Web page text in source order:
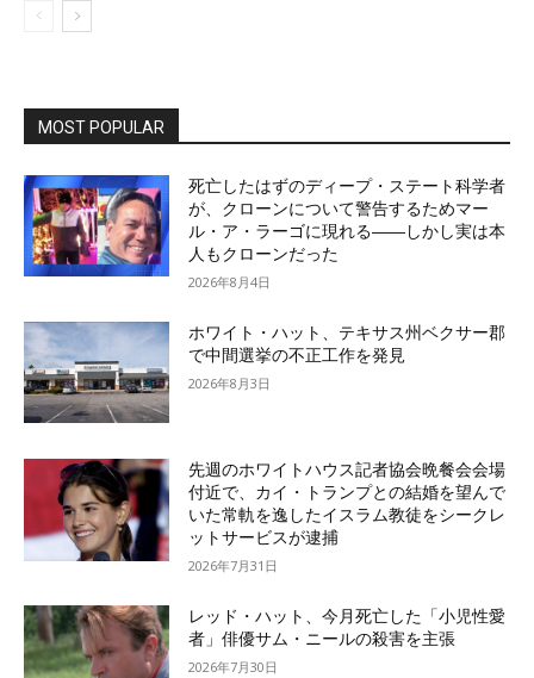
MOST POPULAR
死亡したはずのディープ・ステート科学者
が、クローンについて警告するためマー
ル・ア・ラーゴに現れる――しかし実は本
人もクローンだった
2026年8月4日
ホワイト・ハット、テキサス州ベクサー郡
で中間選挙の不正工作を発見
2026年8月3日
先週のホワイトハウス記者協会晩餐会会場
付近で、カイ・トランプとの結婚を望んで
いた常軌を逸したイスラム教徒をシークレ
ットサービスが逮捕
2026年7月31日
レッド・ハット、今月死亡した「小児性愛
者」俳優サム・ニールの殺害を主張
2026年7月30日